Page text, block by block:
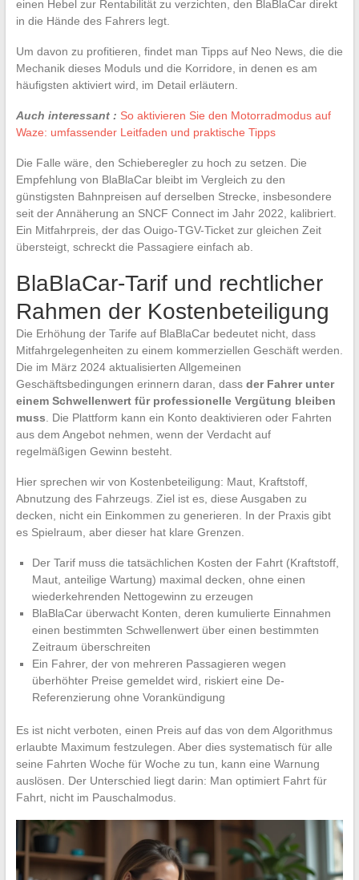
einen Hebel zur Rentabilität zu verzichten, den BlaBlaCar direkt
in die Hände des Fahrers legt.
Um davon zu profitieren, findet man Tipps auf Neo News, die die
Mechanik dieses Moduls und die Korridore, in denen es am
häufigsten aktiviert wird, im Detail erläutern.
Auch interessant : So aktivieren Sie den Motorradmodus auf
Waze: umfassender Leitfaden und praktische Tipps
Die Falle wäre, den Schieberegler zu hoch zu setzen. Die
Empfehlung von BlaBlaCar bleibt im Vergleich zu den
günstigsten Bahnpreisen auf derselben Strecke, insbesondere
seit der Annäherung an SNCF Connect im Jahr 2022, kalibriert.
Ein Mitfahrpreis, der das Ouigo-TGV-Ticket zur gleichen Zeit
übersteigt, schreckt die Passagiere einfach ab.
BlaBlaCar-Tarif und rechtlicher
Rahmen der Kostenbeteiligung
Die Erhöhung der Tarife auf BlaBlaCar bedeutet nicht, dass
Mitfahrgelegenheiten zu einem kommerziellen Geschäft werden.
Die im März 2024 aktualisierten Allgemeinen
Geschäftsbedingungen erinnern daran, dass der Fahrer unter
einem Schwellenwert für professionelle Vergütung bleiben
muss . Die Plattform kann ein Konto deaktivieren oder Fahrten
aus dem Angebot nehmen, wenn der Verdacht auf
regelmäßigen Gewinn besteht.
Hier sprechen wir von Kostenbeteiligung: Maut, Kraftstoff,
Abnutzung des Fahrzeugs. Ziel ist es, diese Ausgaben zu
decken, nicht ein Einkommen zu generieren. In der Praxis gibt
es Spielraum, aber dieser hat klare Grenzen.
Der Tarif muss die tatsächlichen Kosten der Fahrt (Kraftstoff,
Maut, anteilige Wartung) maximal decken, ohne einen
wiederkehrenden Nettogewinn zu erzeugen
BlaBlaCar überwacht Konten, deren kumulierte Einnahmen
einen bestimmten Schwellenwert über einen bestimmten
Zeitraum überschreiten
Ein Fahrer, der von mehreren Passagieren wegen
überhöhter Preise gemeldet wird, riskiert eine De-
Referenzierung ohne Vorankündigung
Es ist nicht verboten, einen Preis auf das von dem Algorithmus
erlaubte Maximum festzulegen. Aber dies systematisch für alle
seine Fahrten Woche für Woche zu tun, kann eine Warnung
auslösen. Der Unterschied liegt darin: Man optimiert Fahrt für
Fahrt, nicht im Pauschalmodus.